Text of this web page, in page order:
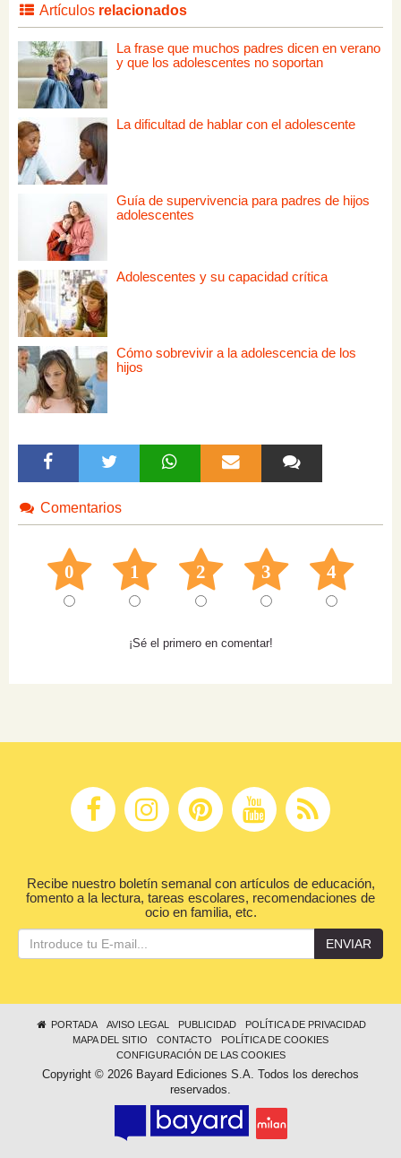
Artículos relacionados
La frase que muchos padres dicen en verano
y que los adolescentes no soportan
La dificultad de hablar con el adolescente
Guía de supervivencia para padres de hijos
adolescentes
Adolescentes y su capacidad crítica
Cómo sobrevivir a la adolescencia de los
hijos
Comentarios
0 1 2 3 4
¡Sé el primero en comentar!
Recibe nuestro boletín semanal con artículos de educación,
fomento a la lectura, tareas escolares, recomendaciones de
ocio en familia, etc.
ENVIAR
PORTADA AVISO LEGAL PUBLICIDAD
POLÍTICA DE PRIVACIDAD
MAPA DEL SITIO
CONTACTO
POLÍTICA DE COOKIES
CONFIGURACIÓN DE LAS COOKIES
Copyright © 2026 Bayard Ediciones S.A. Todos los derechos
reservados.